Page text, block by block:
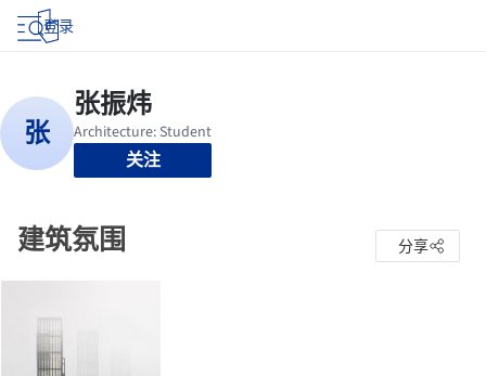
登录
关注
建筑氛围 分享